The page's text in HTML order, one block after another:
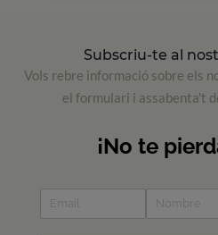
Subscriu-te al
Vols rebre informació sobre els
el formulari i assabenta't